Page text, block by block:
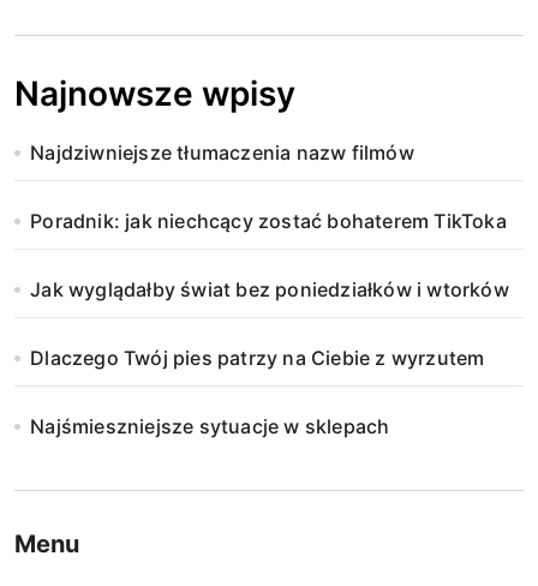
Najnowsze wpisy
Najdziwniejsze tłumaczenia nazw filmów
Poradnik: jak niechcący zostać bohaterem TikToka
Jak wyglądałby świat bez poniedziałków i wtorków
Dlaczego Twój pies patrzy na Ciebie z wyrzutem
Najśmieszniejsze sytuacje w sklepach
Menu